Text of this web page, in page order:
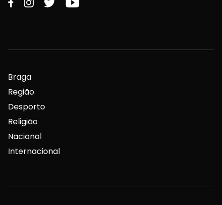
Braga
Região
Desporto
Religião
Nacional
Internacional